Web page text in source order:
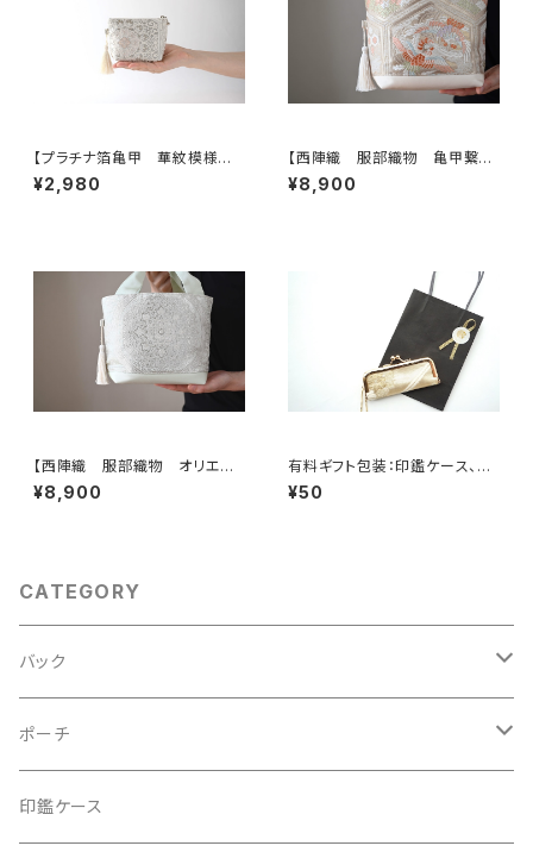
【プラチナ箔亀甲 華紋模様
シルク帯リメイク ミニポーチ】
カードケース、ポーチ小さめ、ジ
¥2,980
【西陣織 服部織物 亀甲繋ぎ
に鳳凰・花模様 帯リメイク ト
ートバッグ】日常使い、結婚式、パ
¥8,900
【西陣織 服部織物 オリエン
ト更紗 華紋様 薄グリーン・シ
ルバー シルク帯リメイク トー
¥8,900
有料ギフト包装：印鑑ケース、ミ
ニジュエリケース用ミニショッピ
ングバック
¥50
CATEGORY
バック
2Wayクラッチバッグ＆ハンドバッグ
ハンドバッグ・ショルダーバッグ
ポーチ
コロンとした大容量コスメポーチ
印鑑ケース